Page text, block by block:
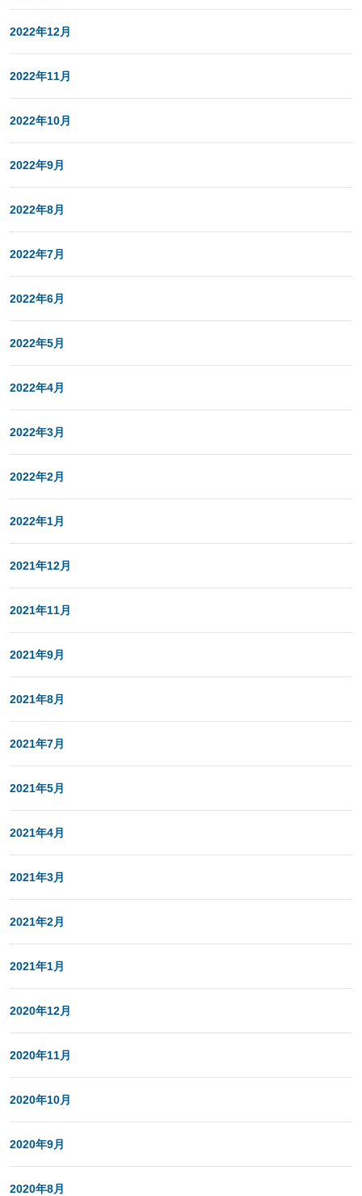
2022年12月
2022年11月
2022年10月
2022年9月
2022年8月
2022年7月
2022年6月
2022年5月
2022年4月
2022年3月
2022年2月
2022年1月
2021年12月
2021年11月
2021年9月
2021年8月
2021年7月
2021年5月
2021年4月
2021年3月
2021年2月
2021年1月
2020年12月
2020年11月
2020年10月
2020年9月
2020年8月